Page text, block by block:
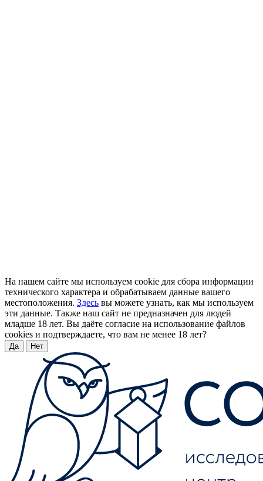
На нашем сайте мы используем cookie для сбора информации
технического характера и обрабатываем данные вашего
местоположения. Здесь вы можете узнать, как мы используем
эти данные. Также наш сайт не предназначен для людей
младше 18 лет. Вы даёте согласие на использование файлов
cookies и подтверждаете, что вам не менее 18 лет?
Да Нет